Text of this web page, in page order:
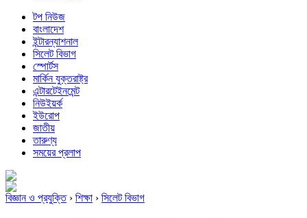
টপ নিউজ
বাংলাদেশ
ইন্টারন্যাশনাল
সিলেট বিভাগ
স্পোর্টস
মার্কিন যুক্তরাষ্ট্র
এন্টারটেইনমেন্ট
নিউইয়র্ক
ইউরোপ
জাতীয়
তারুণ্য
সময়ের প্রলাপ
বিজ্ঞান ও প্রযুক্তি› শিক্ষা › সিলেট বিভাগ